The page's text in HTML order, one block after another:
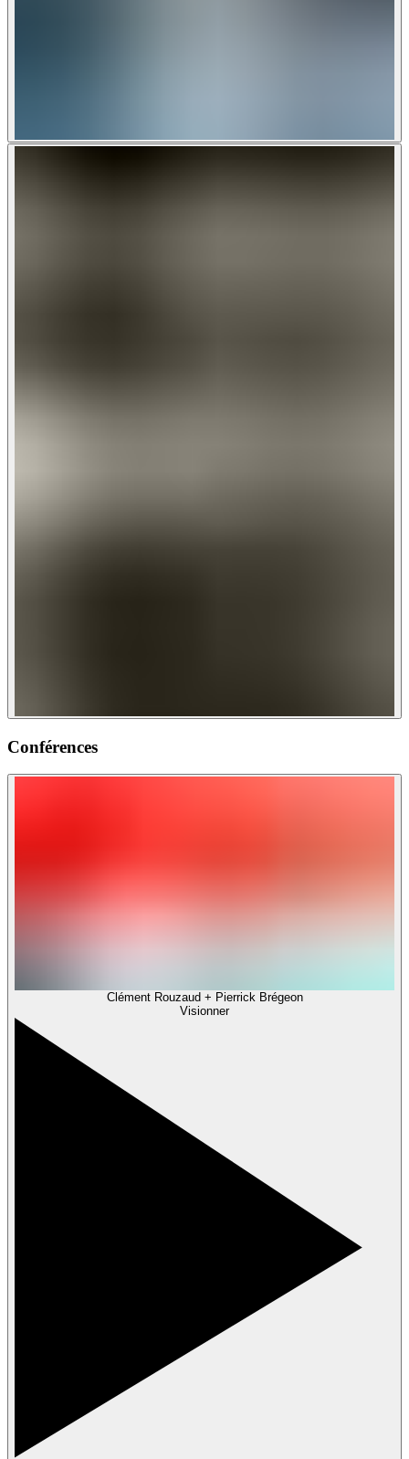
Conférences
Clément Rouzaud + Pierrick Brégeon
Visionner